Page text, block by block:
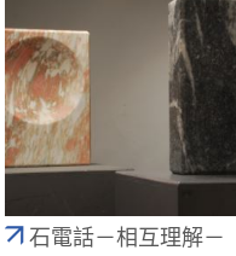
石電話－相互理解－